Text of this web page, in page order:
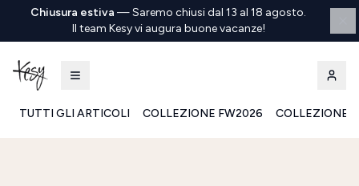
Chiusura estiva —Saremo chiusi dal 13 al 18 agosto.
Il team Kesy vi augura buone vacanze!
TUTTI GLI ARTICOLI COLLEZIONE FW2026 COLLEZIONE